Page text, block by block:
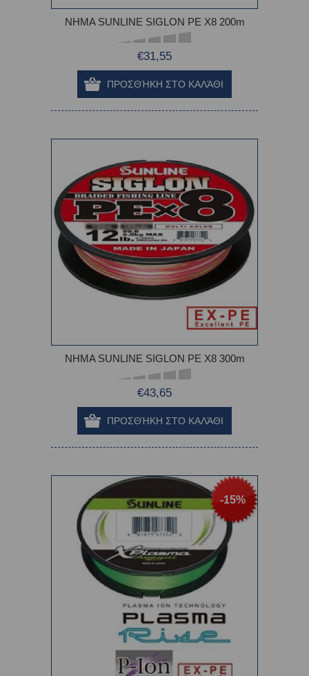
ΝΗΜΑ SUNLINE SIGLON PE X8 200m
€31,55
ΝΗΜΑ SUNLINE SIGLON PE X8 300m
€43,65
-15%